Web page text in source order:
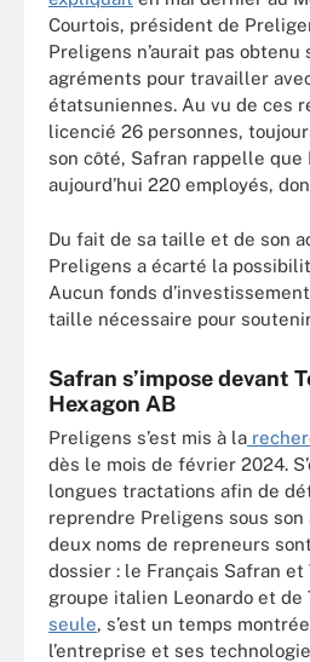
Courtois, président de
Preligens n’aurait pas
agréments pour travailler
étatsuniennes. Au vu de ces
licencié 26 personnes,
son côté, Safran rappelle que
aujourd’hui 220 employés,
Du fait de sa taille et de son
Preligens a écarté la
Aucun fonds
taille nécessaire pour
Safran s’impose devant
Hexagon AB
Preligens s’est mis à la
dès le mois de février 2024.
longues tractations afin de
reprendre Preligens sous son
deux noms de repreneurs
dossier : le Français Safran
groupe italien Leonardo et de
seule, s’est un temps
l’entreprise et ses